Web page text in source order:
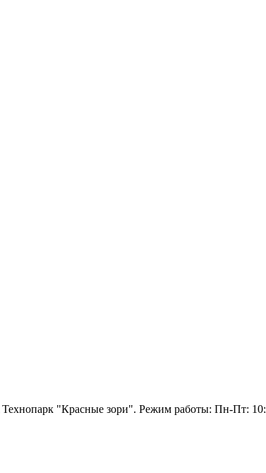
"Красные зори". Режим работы: Пн-Пт: